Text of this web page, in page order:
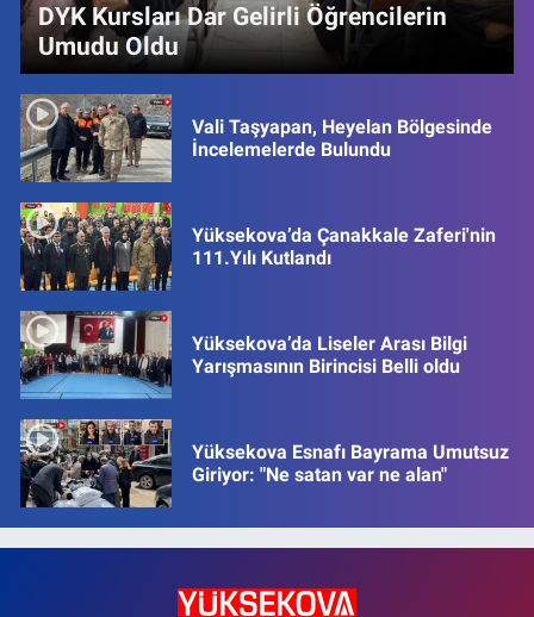
DYK Kursları Dar Gelirli Öğrencilerin
Umudu Oldu
Vali Taşyapan, Heyelan Bölgesinde
İncelemelerde Bulundu
Yüksekova’da Çanakkale Zaferi'nin
111.Yılı Kutlandı
Yüksekova’da Liseler Arası Bilgi
Yarışmasının Birincisi Belli oldu
Yüksekova Esnafı Bayrama Umutsuz
Giriyor: "Ne satan var ne alan"